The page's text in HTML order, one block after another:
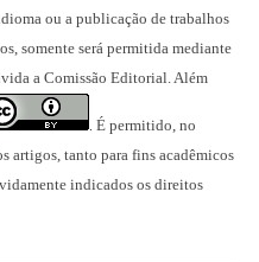
ou a publicação de trabalhos
somente será permitida mediante
a Comissão Editorial. Além
. É permitido, no
artigos, tanto para fins acadêmicos
indicados os direitos